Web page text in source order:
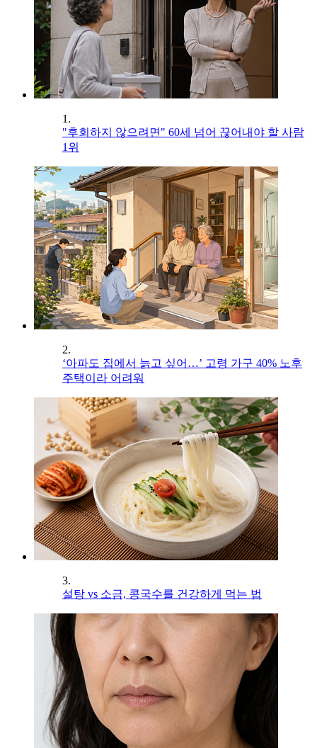
1.
"후회하지 않으려면" 60세 넘어 끊어내야 할 사람
1위
2.
‘아파도 집에서 늙고 싶어…’ 고령 가구 40% 노후
주택이라 어려워
3.
설탕 vs 소금, 콩국수를 건강하게 먹는 법